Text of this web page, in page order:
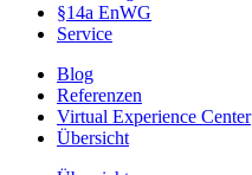
§14a EnWG
Service
Blog
Referenzen
Virtual Experience Center
Übersicht